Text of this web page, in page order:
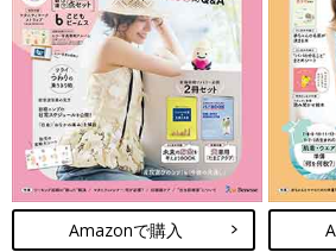
インスタグラム：@hiyokoegg11
前の話
「ごめんね」が口癖
の私に娘が言ったこ
と【子育てなめてま
した日記#35】
Amazonで購入